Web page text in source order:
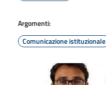
Argomenti:
Comunicazione istituzionale